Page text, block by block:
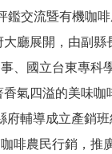
鑑交流暨有機咖
廳展開，由副縣
、國立台東專科
氣四溢的美味
輔導成立產銷
啡農民行銷，推